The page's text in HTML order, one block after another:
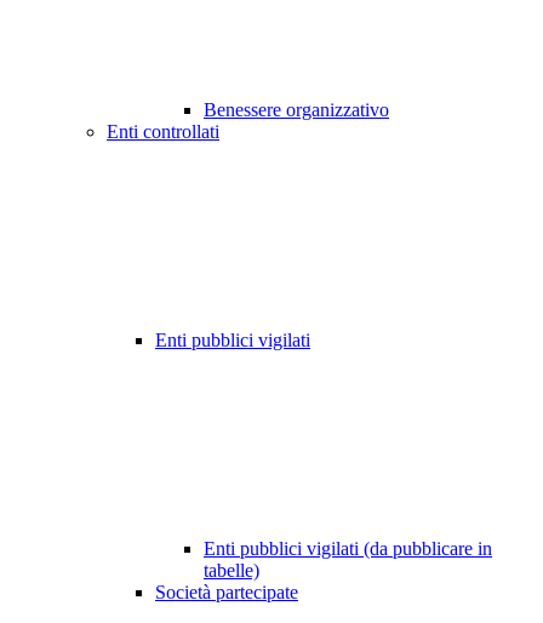
Benessere organizzativo
Enti controllati
Enti pubblici vigilati
Enti pubblici vigilati (da pubblicare in
tabelle)
Società partecipate